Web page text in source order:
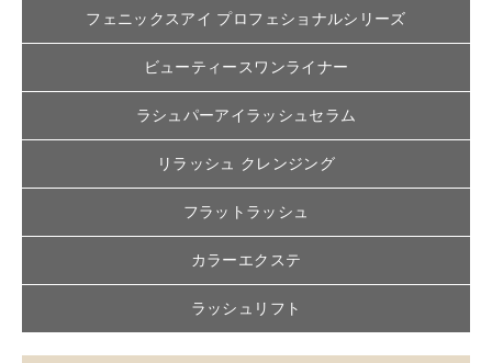
フェニックスアイ プロフェショナルシリーズ
ビューティースワンライナー
ラシュパーアイラッシュセラム
リラッシュ クレンジング
フラットラッシュ
カラーエクステ
ラッシュリフト